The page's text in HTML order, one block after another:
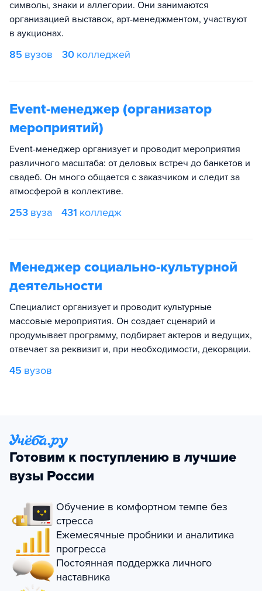
символы, знаки и аллегории. Они занимаются
организацией выставок, арт-менеджментом, участвуют
в аукционах.
85 вузов 30 колледжей
Event-менеджер (организатор
мероприятий)
Event-менеджер организует и проводит мероприятия
различного масштаба: от деловых встреч до банкетов и
свадеб. Он много общается с заказчиком и следит за
атмосферой в коллективе.
253 вуза 431 колледж
Менеджер социально-культурной
деятельности
Специалист организует и проводит культурные
массовые мероприятия. Он создает сценарий и
продумывает программу, подбирает актеров и ведущих,
отвечает за реквизит и, при необходимости, декорации.
45 вузов
Готовим к поступлению в лучшие
вузы России
Обучение в комфортном темпе без
стресса
Ежемесячные пробники и аналитика
прогресса
Постоянная поддержка личного
наставника